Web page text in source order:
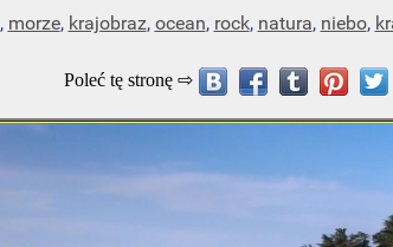
, morze, krajobraz, ocean, rock, natura, niebo,